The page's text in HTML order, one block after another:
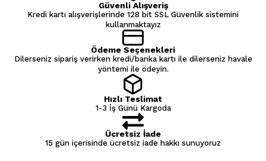
Güvenli Alışveriş
Kredi kartı alışverişlerinde 128 bit SSL Güvenlik sistemini
kullanmaktayız
Ödeme Seçenekleri
Dilerseniz sipariş verirken kredi/banka kartı ile dilerseniz havale
yöntemi ile ödeyin.
Hızlı Teslimat
1-3 İş Günü Kargoda
Ücretsiz İade
15 gün içerisinde ücretsiz iade hakkı sunuyoruz